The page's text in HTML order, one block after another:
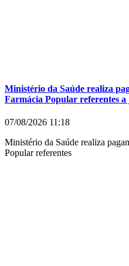
Ministério da Saúde realiza
Farmácia Popular referentes a
07/08/2026 11:18
Ministério da Saúde realiza
Popular referentes